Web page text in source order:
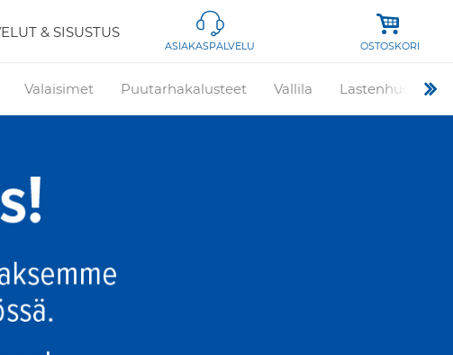
ASIAKASPALVELU OSTOSKORI
Valaisimet Puutarhakalusteet Vallila Lastenhuone
& SISUSTUS